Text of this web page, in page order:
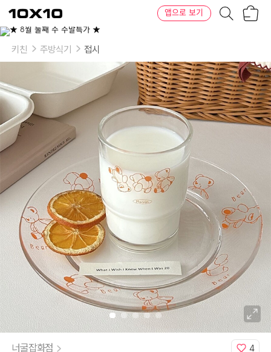
텐
바
텐
앱으로 보기
이
상
상
품
선
택:
컵,
플
이
트
키친 주방식기 접시
너굴잡화점 4